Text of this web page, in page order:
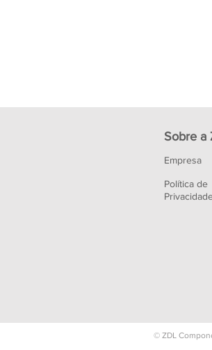
Sobre a
Empresa
Política de
© ZDL